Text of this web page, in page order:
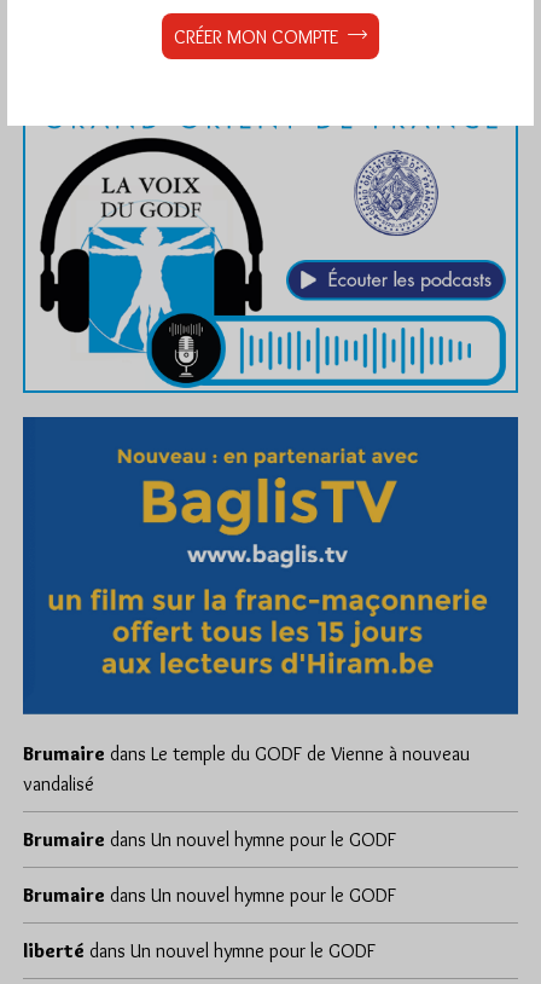
Brumaire dans Le temple du GODF de Vienne à nouveau
vandalisé
Brumaire dans Un nouvel hymne pour le GODF
Brumaire dans Un nouvel hymne pour le GODF
liberté dans Un nouvel hymne pour le GODF
CRÉER MON COMPTE